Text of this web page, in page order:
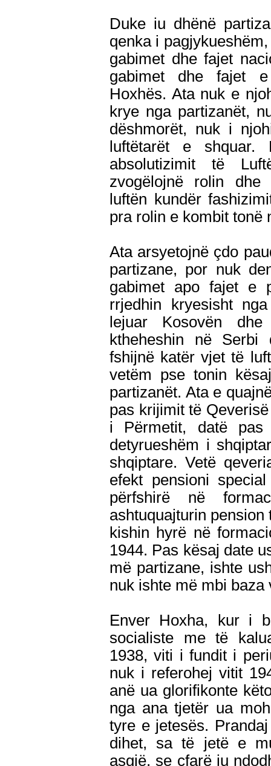
Duke iu dhënë
qenka i
gabimet dhe fajet
gabimet dhe fajet e
Hoxhës. Ata nuk e
krye nga partizanët,
dëshmorët, nuk i
luftëtarët e
absolutizimit të
zvogëlojnë rolin dhe
luftën kundër
pra rolin e kombit tonë
Ata arsyetojnë çdo
partizane, por nuk
gabimet apo fajet e
rrjedhin kryesisht
lejuar Kosovën
ktheheshin në
fshijnë katër vjet të
vetëm pse tonin
partizanët. Ata e
pas krijimit të
i Përmetit, datë
detyrueshëm i
shqiptare. Vetë
efekt pensioni
përfshirë në
ashtuquajturin
kishin hyrë në
1944. Pas kësaj date
më partizane, ishte
nuk ishte më mbi baza
Enver Hoxha, kur i
socialiste me të
1938, viti i fundit i
nuk i referohej vitit
anë ua glorifikonte
nga ana tjetër ua
tyre e jetesës.
dihet, sa të jetë e
asgjë, se çfarë iu